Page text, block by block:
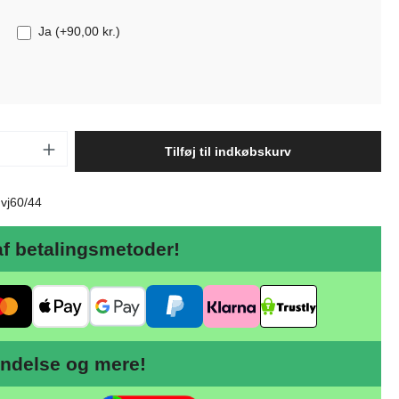
Ja (+90,00 kr.)
Indtast det ønskede beløb,
Tilføj til indkøbskurv
vj60/44
betalingsmetoder!
og mere!